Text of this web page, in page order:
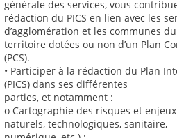
générale des services, vous
rédaction du PICS en lien avec les
d’agglomération et les communes du
territoire dotées ou non d’un Plan
(PCS).
• Participer à la rédaction du Plan
(PICS) dans ses différentes
parties, et notamment :
o Cartographie des risques et
naturels, technologiques, sanitaire,